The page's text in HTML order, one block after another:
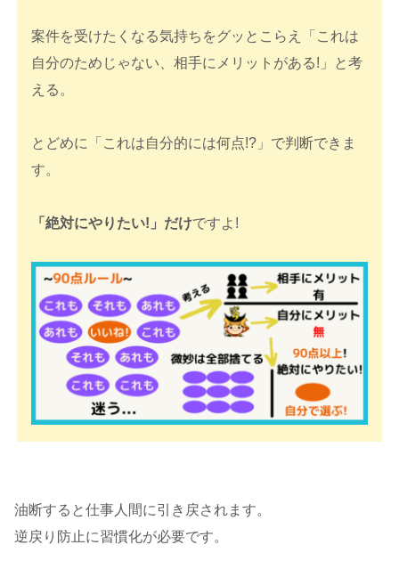
案件を受けたくなる気持ちをグッとこらえ「これは
自分のためじゃない、相手にメリットがある!」と考
える。
とどめに「これは自分的には何点!?」で判断できま
す。
「絶対にやりたい!」だけですよ!
油断すると仕事人間に引き戻されます。
逆戻り防止に習慣化が必要です。